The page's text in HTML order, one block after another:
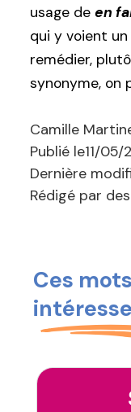
usage de en
qui y voient
remédier,
synonyme, on
Camille
Publié le11/05/
Dernière
Rédigé par
Ces